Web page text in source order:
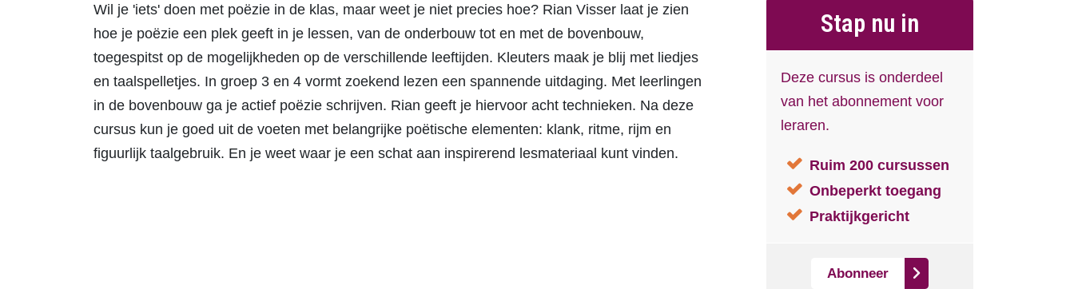
Stap nu in
Deze cursus is onderdeel
van het abonnement voor
leraren.
Ruim 200 cursussen
Onbeperkt toegang
Praktijkgericht
Abonneer
Wil je 'iets' doen met poëzie in de klas, maar weet je niet precies hoe? Rian Visser laat je zien
hoe je poëzie een plek geeft in je lessen, van de onderbouw tot en met de bovenbouw,
toegespitst op de mogelijkheden op de verschillende leeftijden. Kleuters maak je blij met liedjes
en taalspelletjes. In groep 3 en 4 vormt zoekend lezen een spannende uitdaging. Met leerlingen
in de bovenbouw ga je actief poëzie schrijven. Rian geeft je hiervoor acht technieken. Na deze
cursus kun je goed uit de voeten met belangrijke poëtische elementen: klank, ritme, rijm en
figuurlijk taalgebruik. En je weet waar je een schat aan inspirerend lesmateriaal kunt vinden.